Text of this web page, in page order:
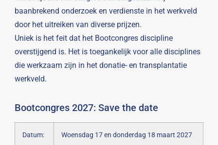
baanbrekend onderzoek en verdienste in het werkveld
door het uitreiken van diverse prijzen.
Uniek is het feit dat het Bootcongres discipline
overstijgend is. Het is toegankelijk voor alle disciplines
die werkzaam zijn in het donatie- en transplantatie
werkveld.
Bootcongres 2027: Save the date
Datum: Woensdag 17 en donderdag 18 maart 2027